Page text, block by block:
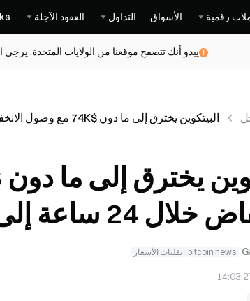
رقمية الأسواق التداول العقود الآجلة
يبدو أنك تتصفح موقعنا من الولايات المتحدة.
البيتكوين يخترق إلى ما دون $74K مع وصول الانخفاض خلال 24 ساعة إلى 0.02%
24 ساعة إلى 0.02%
bitcoin news تقلبات الأسعار